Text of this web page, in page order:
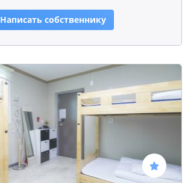
Написать собственнику